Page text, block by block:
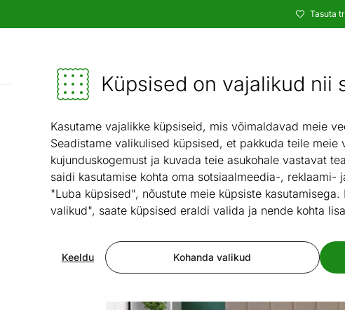
Küpsised on vajalikud nii
Kasutame vajalikke küpsiseid, mis võimaldavad meie
Seadistame valikulised küpsised, et pakkuda teile
kujunduskogemust ja kuvada teie asukohale vastavat
saidi kasutamise kohta oma sotsiaalmeedia-, reklaami-
"Luba küpsised", nõustute meie küpsiste kasutamisega.
valikud", saate küpsised eraldi valida ja nende kohta
Kohanda valikud
Keeldu
Tasuta
Mööbel ja sisustus - ON24